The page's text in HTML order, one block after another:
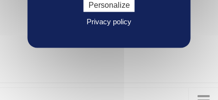
Personalize
Privacy policy